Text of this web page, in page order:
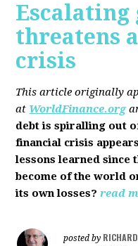
Escalating
threatens
crisis
This article originally
at WorldFinance.org
debt is spiralling out
financial crisis
lessons learned since
become of the world
its own losses? read
posted by RICHARD